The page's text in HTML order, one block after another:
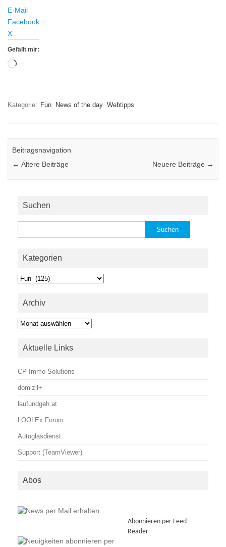
E-Mail
Facebook
X
Gefällt mir:
Wird
Kategorie: Fun News of the day Webtipps
Beitragsnavigation
← Ältere Beiträge Neuere Beiträge →
Suchen
nach:
Kategorien
Kategorien
Archiv
Archiv
Aktuelle Links
CP Immo Solutions
domizil+
laufundgeh.at
LOOLEx Forum
Autoglasdienst
Support (TeamViewer)
Abos
Abonnieren per Feed-
Reader